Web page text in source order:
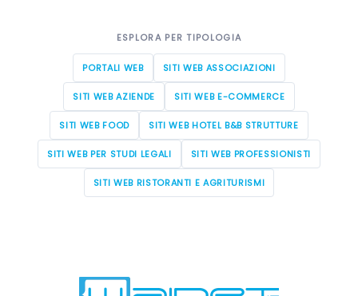
ESPLORA PER TIPOLOGIA
PORTALI WEB SITI WEB ASSOCIAZIONI
SITI WEB AZIENDE SITI WEB E-COMMERCE
SITI WEB FOOD SITI WEB HOTEL B&B STRUTTURE
SITI WEB PER STUDI LEGALI SITI WEB PROFESSIONISTI
SITI WEB RISTORANTI E AGRITURISMI